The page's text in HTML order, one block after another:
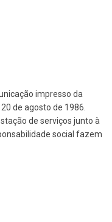
impresso da
de agosto de 1986.
de serviços junto à
social fazem